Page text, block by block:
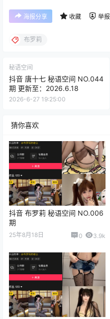
海报分享 收藏 举报
布罗莉
秘语空间
抖音 唐十七 秘语空间 NO.044
期 更新至：2026.6.18
2026-6-27 19:25:00
猜你喜欢
抖音 布罗莉 秘语空间 NO.006
期
25年8月18日 0 3.9k